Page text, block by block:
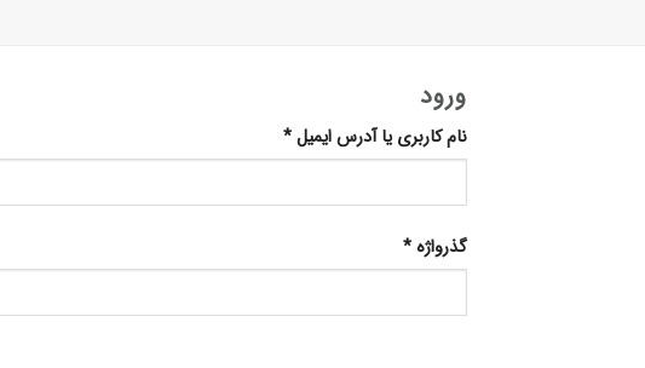
ورود
نام کاربری یا آدرس ایمیل*الزامی
گذرواژه*الزامی